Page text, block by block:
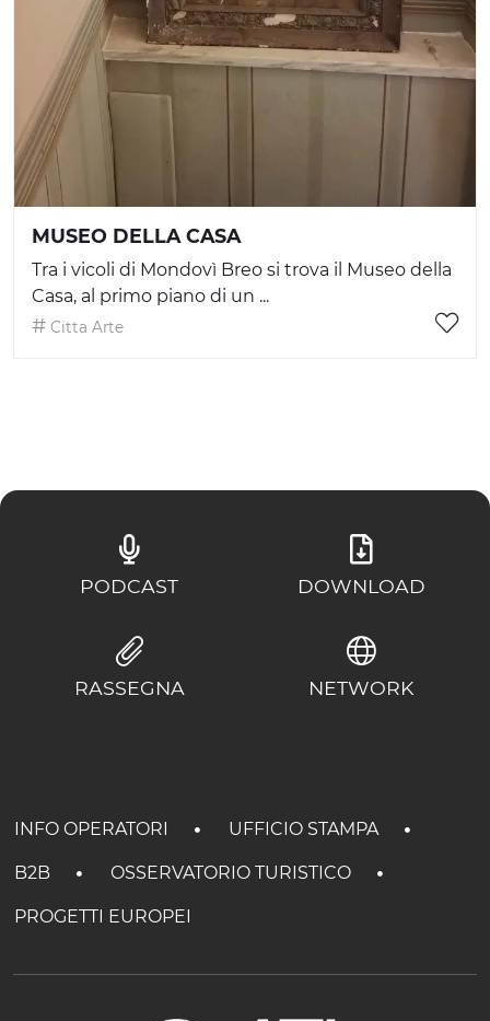
MUSEO DELLA CASA
Tra i vicoli di Mondovì Breo si trova il Museo della
Casa, al primo piano di un ...
Citta Arte
PODCAST DOWNLOAD
RASSEGNA NETWORK
INFO OPERATORI UFFICIO STAMPA
B2B OSSERVATORIO TURISTICO
PROGETTI EUROPEI